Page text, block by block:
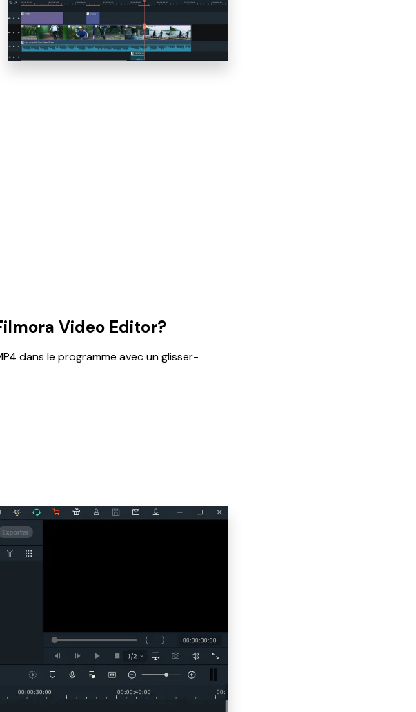
Video Editor?
dans le programme avec un glisser-